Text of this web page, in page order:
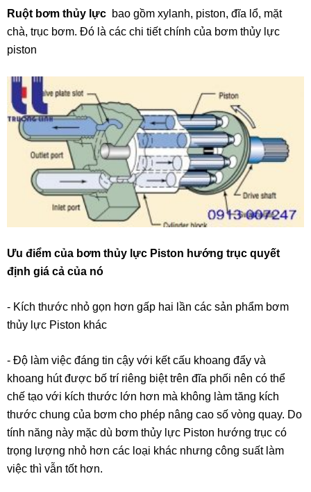
Ruột bơm thủy lực bao gồm xylanh, piston, đĩa lổ, mặt
chà, trục bơm. Đó là các chi tiết chính của bơm thủy lực
piston
Ưu điểm của bơm thủy lực Piston hướng trục quyết
định giá cả của nó
- Kích thước nhỏ gọn hơn gấp hai lần các sản phẩm bơm
thủy lực Piston khác
- Độ làm việc đáng tin cậy với kết cấu khoang đẩy và
khoang hút được bố trí riêng biệt trên đĩa phối nên có thể
chế tạo với kích thước lớn hơn mà không làm tăng kích
thước chung của bơm cho phép nâng cao số vòng quay. Do
tính năng này mặc dù bơm thủy lực Piston hướng trục có
trọng lượng nhỏ hơn các loại khác nhưng công suất làm
việc thì vẫn tốt hơn.